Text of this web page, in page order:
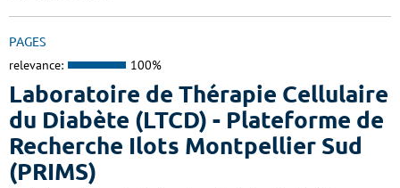
PAGES
relevance: 100%
Laboratoire de Thérapie Cellulaire
du Diabète (LTCD) - Plateforme de
Recherche Ilots Montpellier Sud
(PRIMS)